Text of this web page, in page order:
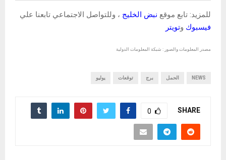
للمزيد: تابع موقع نبض الخليج ، وللتواصل الاجتماعي تابعنا علي
فيسبوك وتويتر
مصدر المعلومات والصور : شبكة المعلومات الدولية
NEWS الحمل برج توقعات يوليو
SHARE
0